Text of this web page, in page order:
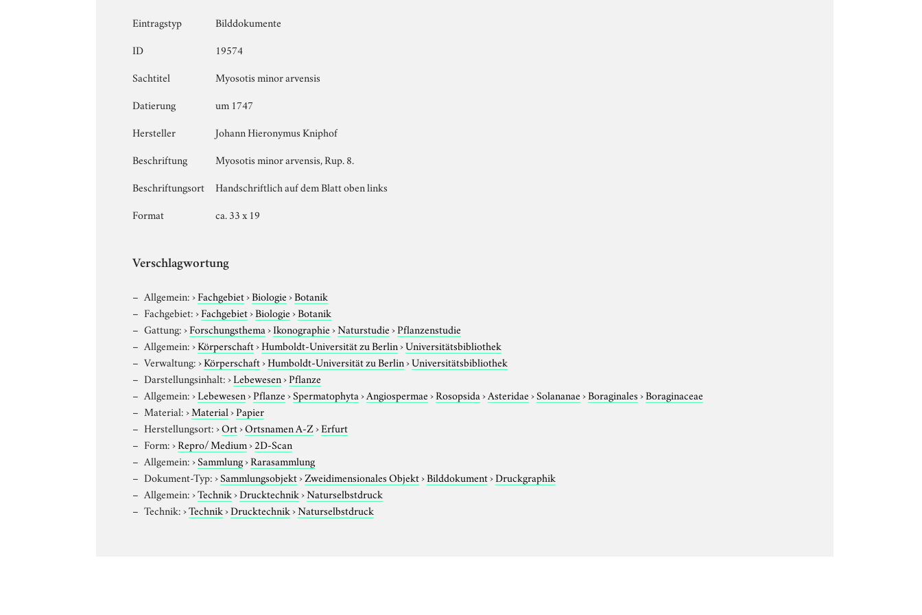
Eintragstyp
Bilddokumente
ID
19574
Sachtitel
Myosotis minor arvensis
Datierung
um 1747
Hersteller
Johann Hieronymus Kniphof
Beschriftung
Myosotis minor arvensis, Rup. 8.
Beschriftungsort
Handschriftlich auf dem Blatt oben links
Format
ca. 33 x 19
Verschlagwortung
Allgemein:›Fachgebiet›Biologie›Botanik
Fachgebiet:›Fachgebiet›Biologie›Botanik
Gattung:›Forschungsthema›Ikonographie›Naturstudie›Pflanzenstudie
Allgemein:›Körperschaft›Humboldt-Universität zu Berlin›Universitätsbibliothek
Verwaltung:›Körperschaft›Humboldt-Universität zu Berlin›Universitätsbibliothek
Darstellungsinhalt:›Lebewesen›Pflanze
Allgemein:›Lebewesen›Pflanze›Spermatophyta›Angiospermae›Rosopsida›Asteridae›Solananae›Boraginales›Boraginaceae
Material:›Material›Papier
Herstellungsort:›Ort›Ortsnamen A-Z›Erfurt
Form:›Repro/ Medium›2D-Scan
Allgemein:›Sammlung›Rarasammlung
Dokument-Typ:›Sammlungsobjekt›Zweidimensionales Objekt›Bilddokument›Druckgraphik
Allgemein:›Technik›Drucktechnik›Naturselbstdruck
Technik:›Technik›Drucktechnik›Naturselbstdruck